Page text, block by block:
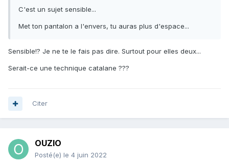
C'est un sujet sensible...
Met ton pantalon a l'envers, tu auras plus d'espace...
Sensible!? Je ne te le fais pas dire. Surtout pour elles deux...
Serait-ce une technique catalane ???
Citer
OUZIO
Posté(e) le 4 juin 2022